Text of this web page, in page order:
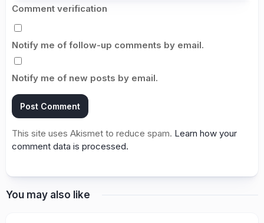
Comment verification
Notify me of follow-up comments by email.
Notify me of new posts by email.
This site uses Akismet to reduce spam. Learn how your
comment data is processed.
You may also like